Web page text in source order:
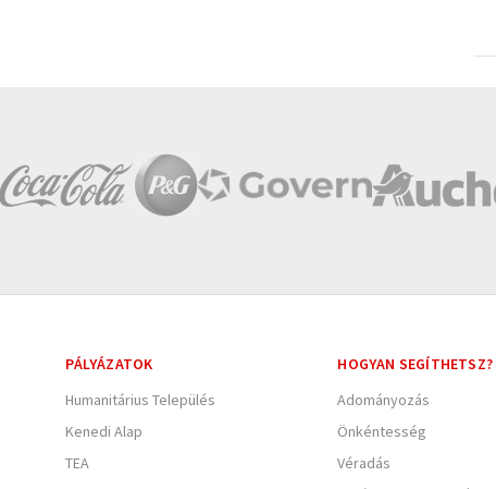
PÁLYÁZATOK
Humanitárius Település
Kenedi Alap
TEA
HOGYAN SEGÍTHETSZ?
Adományozás
Önkéntesség
Véradás